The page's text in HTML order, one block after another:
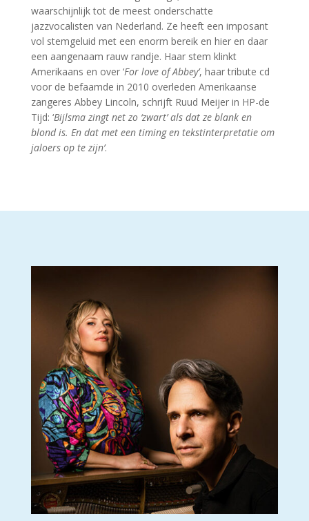
waarschijnlijk tot de meest onderschatte
jazzvocalisten van Nederland. Ze heeft een imposant
vol stemgeluid met een enorm bereik en hier en daar
een aangenaam rauw randje. Haar stem klinkt
Amerikaans en over ‘For love of Abbey’, haar tribute cd
voor de befaamde in 2010 overleden Amerikaanse
zangeres Abbey Lincoln, schrijft Ruud Meijer in HP-de
Tijd: ‘Bijlsma zingt net zo ‘zwart’ als dat ze blank en
blond is. En dat met een timing en tekstinterpretatie om
jaloers op te zijn’.